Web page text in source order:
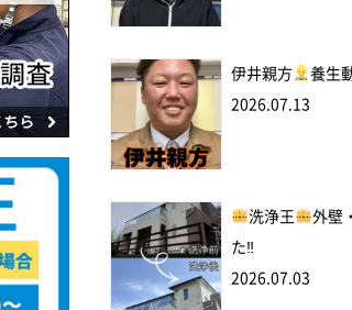
伊井親方
養生
2026.07.13
洗浄王
外壁
た‼
2026.07.03